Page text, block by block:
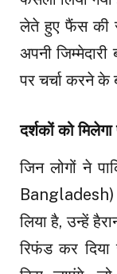
लेते हुए फैंस की
अपनी
पर चर्चा करने के
दर्शकों को
जिन लोगों ने
लिया है, उन्हें
रिफंड कर